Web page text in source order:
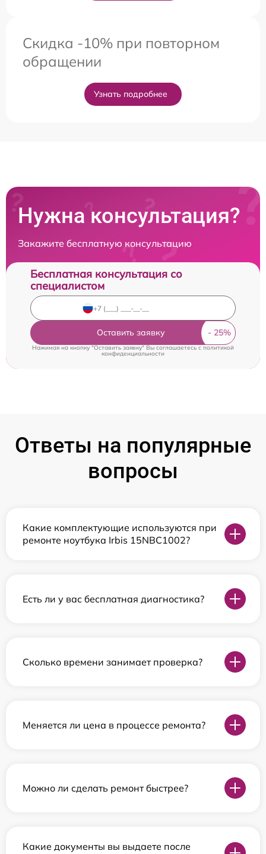
Скидка -10% при повторном
обращении
Узнать подробнее
Нужна консультация?
Закажите бесплатную консультацию
Бесплатная консультация со
специалистом
Оставить заявку
Нажимая на кнопку "Оставить заявку" Вы соглашаетесь c политикой
конфиденциальности
Ответы на популярные
вопросы
Какие комплектующие используются при
ремонте ноутбука Irbis 15NBC1002?
Есть ли у вас бесплатная диагностика?
Сколько времени занимает проверка?
Меняется ли цена в процессе ремонта?
Можно ли сделать ремонт быстрее?
Какие документы вы выдаете после